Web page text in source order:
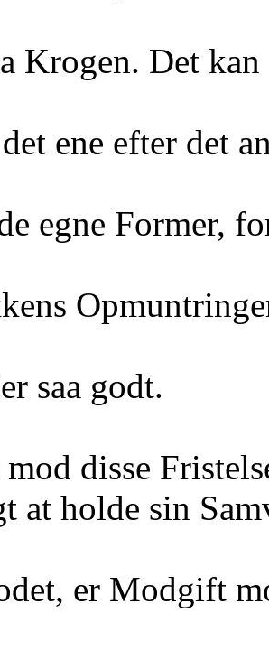
Krogen. Det
ene efter det
egne Former,
saa godt.
disse
at holde sin
er Modgift